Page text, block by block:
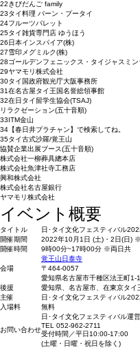
22 きびだんご family
23タイ料理 バーン・プータイ
24フルーツパレット
25タイ雑貨専門店 ゆうほう
26日本インスパイア(株)
27雪印メグミルク(株)
28ゴールデンフェニックス・タイジャスミン
29ヤマモリ株式会社
30タイ国政府観光庁大阪事務所
31在名古屋タイ王国名誉総領事館
32在日タイ留学生協会(TSAJ)
リラクゼーション(五十音順)
33ITM金山
34 【春日井プラチャン】で検索してね。
35タイ古式沙羅/覚王山
協賛企業出展ブース(五十音順)
株式会社一柳葬具總本店
株式会社魚津社寺工務店
興和株式会社
株式会社名古屋銀行
ヤマモリ株式会社
イベント概要
タイトル
日･タイ文化フェスティバル
開催期間
2022年10月1日 (土)・2日(日)
開催時間
9時00分~17時00分 ※両日共
会場
覚王山日泰寺
〒464-0057
愛知県名古屋市千種区法王町1-1
後援
愛知県、名古屋市、在東京タ
主催
日･タイ文化フェスティバル
入場料
無料
お問い合わせ
日･タイ文化フェスティバル運
TEL 052-962-2711
受付時間／平日10:00-17:00
(土曜・日曜・祝日を除く)